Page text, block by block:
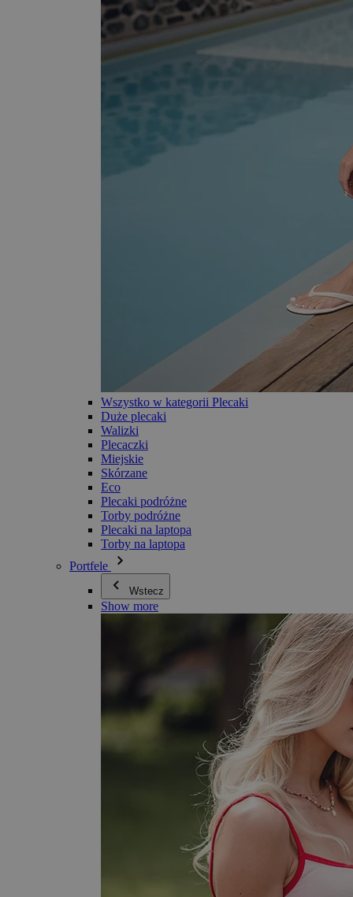
Wszystko w kategorii Plecaki
Duże plecaki
Walizki
Plecaczki
Miejskie
Skórzane
Eco
Plecaki podróżne
Torby podróżne
Plecaki na laptopa
Torby na laptopa
Portfele
Wstecz
Show more